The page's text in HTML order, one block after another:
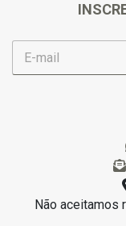
E
m
Não aceitamos